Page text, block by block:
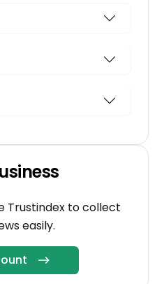
Trustindex to collect
easily.